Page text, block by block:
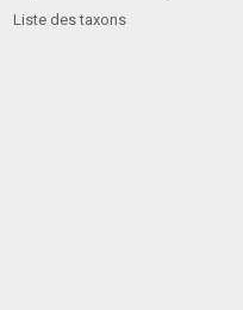
Liste des taxons